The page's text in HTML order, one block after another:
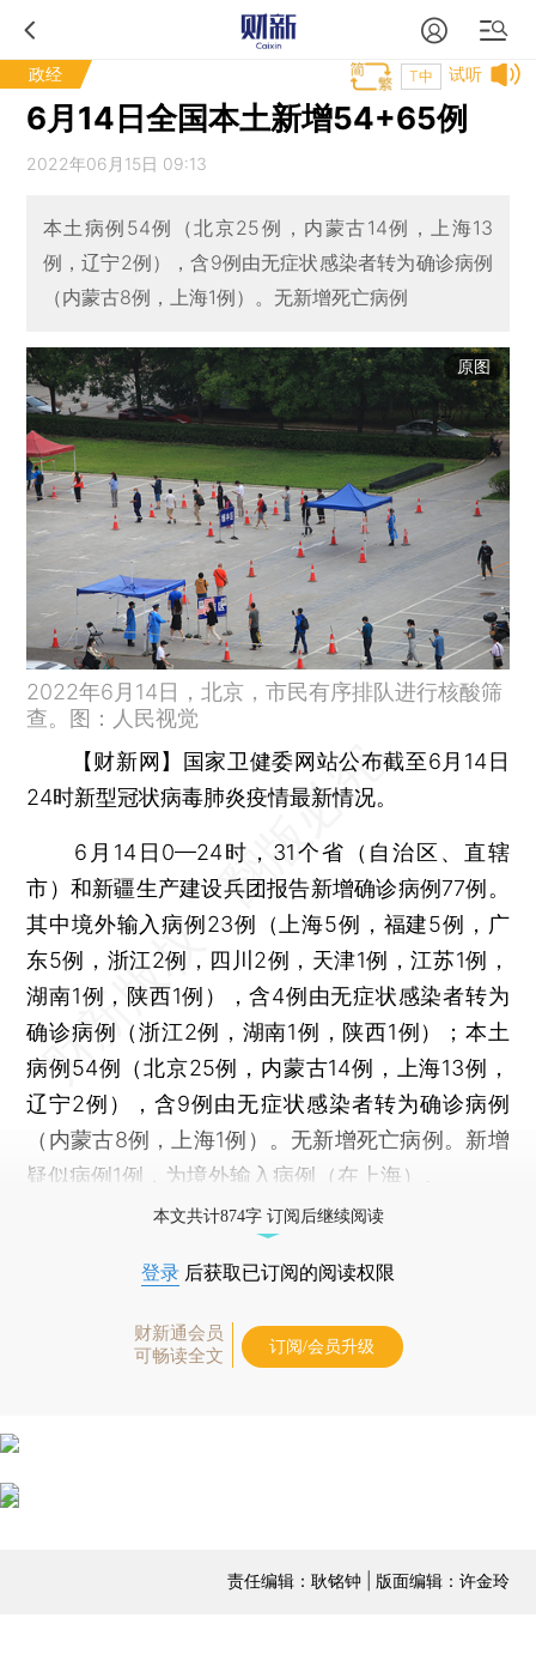
政经 试听
T中
6月14日全国本土新增54+65例
2022年06月15日 09:13
本土病例54例（北京25例，内蒙古14例，上海13
例，辽宁2例），含9例由无症状感染者转为确诊病例
（内蒙古8例，上海1例）。无新增死亡病例
原图
2022年6月14日，北京，市民有序排队进行核酸筛
查。图：人民视觉
【财新网】 国家卫健委网站公布截至6月14日
24时新型冠状病毒肺炎疫情最新情况。
6月14日0—24时，31个省（自治区、直辖
市）和新疆生产建设兵团报告新增确诊病例77例。
其中境外输入病例23例（上海5例，福建5例，广
东5例，浙江2例，四川2例，天津1例，江苏1例，
湖南1例，陕西1例），含4例由无症状感染者转为
确诊病例（浙江2例，湖南1例，陕西1例）；本土
病例54例（北京25例，内蒙古14例，上海13例，
辽宁2例），含9例由无症状感染者转为确诊病例
（内蒙古8例，上海1例）。无新增死亡病例。新增
疑似病例1例，为境外输入病例（在上海）。
本文共计874字 订阅后继续阅读
登录 后获取已订阅的阅读权限
财新通会员
可畅读全文
订阅/会员升级
责任编辑：耿铭钟 | 版面编辑：许金玲